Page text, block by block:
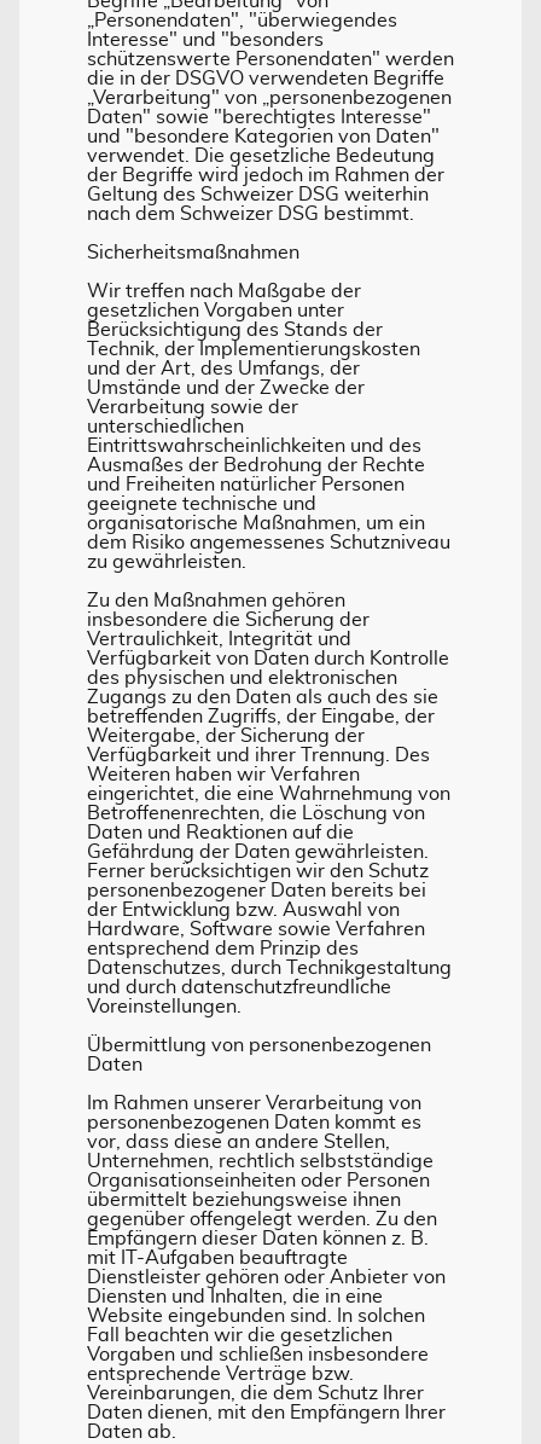
„Personendaten", "überwiegendes
Interesse" und "besonders
schützenswerte Personendaten" werden
die in der DSGVO verwendeten Begriffe
„Verarbeitung" von „personenbezogenen
Daten" sowie "berechtigtes Interesse"
und "besondere Kategorien von Daten"
verwendet. Die gesetzliche Bedeutung
der Begriffe wird jedoch im Rahmen der
Geltung des Schweizer DSG weiterhin
nach dem Schweizer DSG bestimmt.
Sicherheitsmaßnahmen
Wir treffen nach Maßgabe der
gesetzlichen Vorgaben unter
Berücksichtigung des Stands der
Technik, der Implementierungskosten
und der Art, des Umfangs, der
Umstände und der Zwecke der
Verarbeitung sowie der
unterschiedlichen
Eintrittswahrscheinlichkeiten und des
Ausmaßes der Bedrohung der Rechte
und Freiheiten natürlicher Personen
geeignete technische und
organisatorische Maßnahmen, um ein
dem Risiko angemessenes Schutzniveau
zu gewährleisten.
Zu den Maßnahmen gehören
insbesondere die Sicherung der
Vertraulichkeit, Integrität und
Verfügbarkeit von Daten durch Kontrolle
des physischen und elektronischen
Zugangs zu den Daten als auch des sie
betreffenden Zugriffs, der Eingabe, der
Weitergabe, der Sicherung der
Verfügbarkeit und ihrer Trennung. Des
Weiteren haben wir Verfahren
eingerichtet, die eine Wahrnehmung von
Betroffenenrechten, die Löschung von
Daten und Reaktionen auf die
Gefährdung der Daten gewährleisten.
Ferner berücksichtigen wir den Schutz
personenbezogener Daten bereits bei
der Entwicklung bzw. Auswahl von
Hardware, Software sowie Verfahren
entsprechend dem Prinzip des
Datenschutzes, durch Technikgestaltung
und durch datenschutzfreundliche
Voreinstellungen.
Übermittlung von personenbezogenen
Daten
Im Rahmen unserer Verarbeitung von
personenbezogenen Daten kommt es
vor, dass diese an andere Stellen,
Unternehmen, rechtlich selbstständige
Organisationseinheiten oder Personen
übermittelt beziehungsweise ihnen
gegenüber offengelegt werden. Zu den
Empfängern dieser Daten können z. B.
mit IT-Aufgaben beauftragte
Dienstleister gehören oder Anbieter von
Diensten und Inhalten, die in eine
Website eingebunden sind. In solchen
Fall beachten wir die gesetzlichen
Vorgaben und schließen insbesondere
entsprechende Verträge bzw.
Vereinbarungen, die dem Schutz Ihrer
Daten dienen, mit den Empfängern Ihrer
Daten ab.